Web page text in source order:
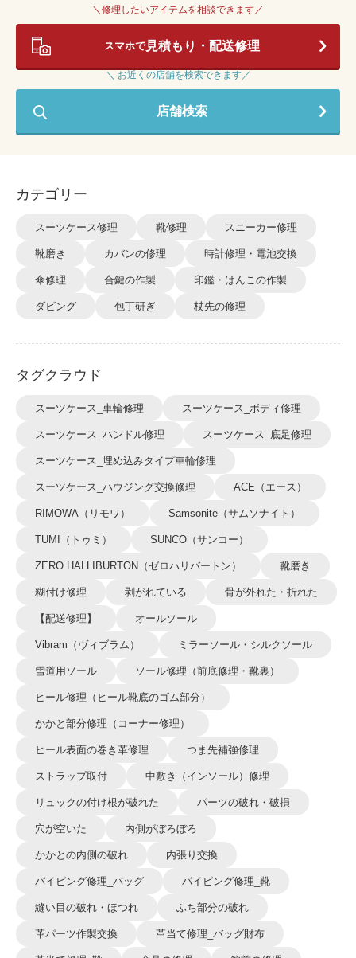
＼修理したいアイテムを相談できます／
スマホで見積もり・配送修理
＼ お近くの店舗を検索できます／
店舗検索
カテゴリー
スーツケース修理 靴修理 スニーカー修理
靴磨き カバンの修理 時計修理・電池交換
傘修理 合鍵の作製 印鑑・はんこの作製
ダビング 包丁研ぎ 杖先の修理
タグクラウド
スーツケース_車輪修理 スーツケース_ボディ修理
スーツケース_ハンドル修理 スーツケース_底足修理
スーツケース_埋め込みタイプ車輪修理
スーツケース_ハウジング交換修理 ACE（エース）
RIMOWA（リモワ） Samsonite（サムソナイト）
TUMI（トゥミ） SUNCO（サンコー）
ZERO HALLIBURTON（ゼロハリバートン） 靴磨き
糊付け修理 剥がれている 骨が外れた・折れた
【配送修理】 オールソール
Vibram（ヴィブラム） ミラーソール・シルクソール
雪道用ソール ソール修理（前底修理・靴裏）
ヒール修理（ヒール靴底のゴム部分）
かかと部分修理（コーナー修理）
ヒール表面の巻き革修理 つま先補強修理
ストラップ取付 中敷き（インソール）修理
リュックの付け根が破れた パーツの破れ・破損
穴が空いた 内側がぼろぼろ
かかとの内側の破れ 内張り交換
パイピング修理_バッグ パイピング修理_靴
縫い目の破れ・ほつれ ふち部分の破れ
革パーツ作製交換 革当て修理_バッグ財布